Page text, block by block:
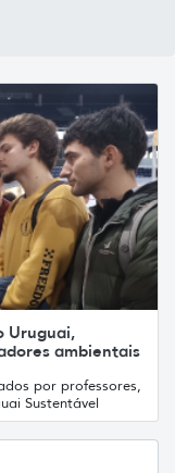
Uruguai,
ambientais
por professores,
Sustentável